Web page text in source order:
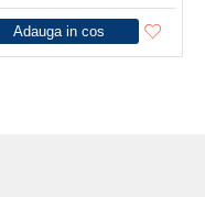
Adauga in cos